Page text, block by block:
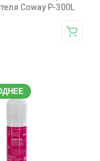
Coway P-300L